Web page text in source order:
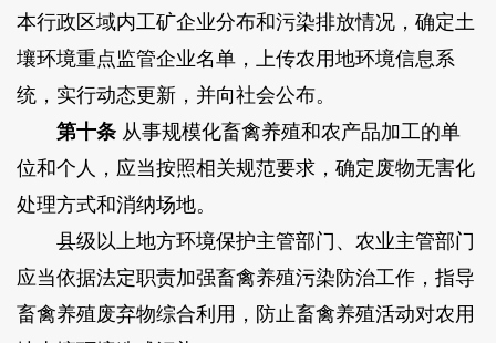
本行政区域内工矿企业分布和污染排放情况，确定土
壤环境重点监管企业名单，上传农用地环境信息系
统，实行动态更新，并向社会公布。
第十条从事规模化畜禽养殖和农产品加工的单
位和个人，应当按照相关规范要求，确定废物无害化
处理方式和消纳场地。
县级以上地方环境保护主管部门、农业主管部门
应当依据法定职责加强畜禽养殖污染防治工作，指导
畜禽养殖废弃物综合利用，防止畜禽养殖活动对农用